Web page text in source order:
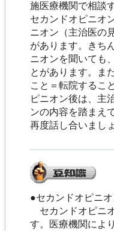
施医療機関で相談
セカンドオピニオ
ニオン（主治医の
があります。きち
ニオンを聞いても
とがあります。ま
こと＝転院するこ
ピニオン後は、主
ンの内容を踏まえ
再度話し合いまし
●セカンドオピニオ
セカンドオピニ
す。医療機関によ